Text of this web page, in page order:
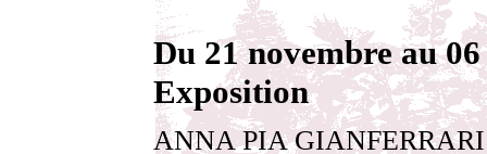
Du 21 novembre au
Exposition
ANNA PIA GIANFERRARI